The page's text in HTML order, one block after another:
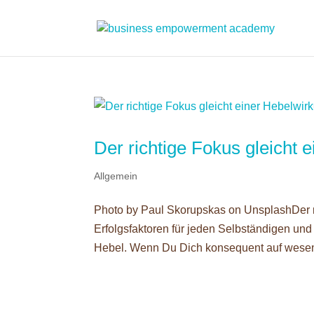
Der richtige Fokus gleicht
Allgemein
Photo by Paul Skorupskas on
Erfolgsfaktoren für jeden Selbständigen
Hebel. Wenn Du Dich konsequent auf